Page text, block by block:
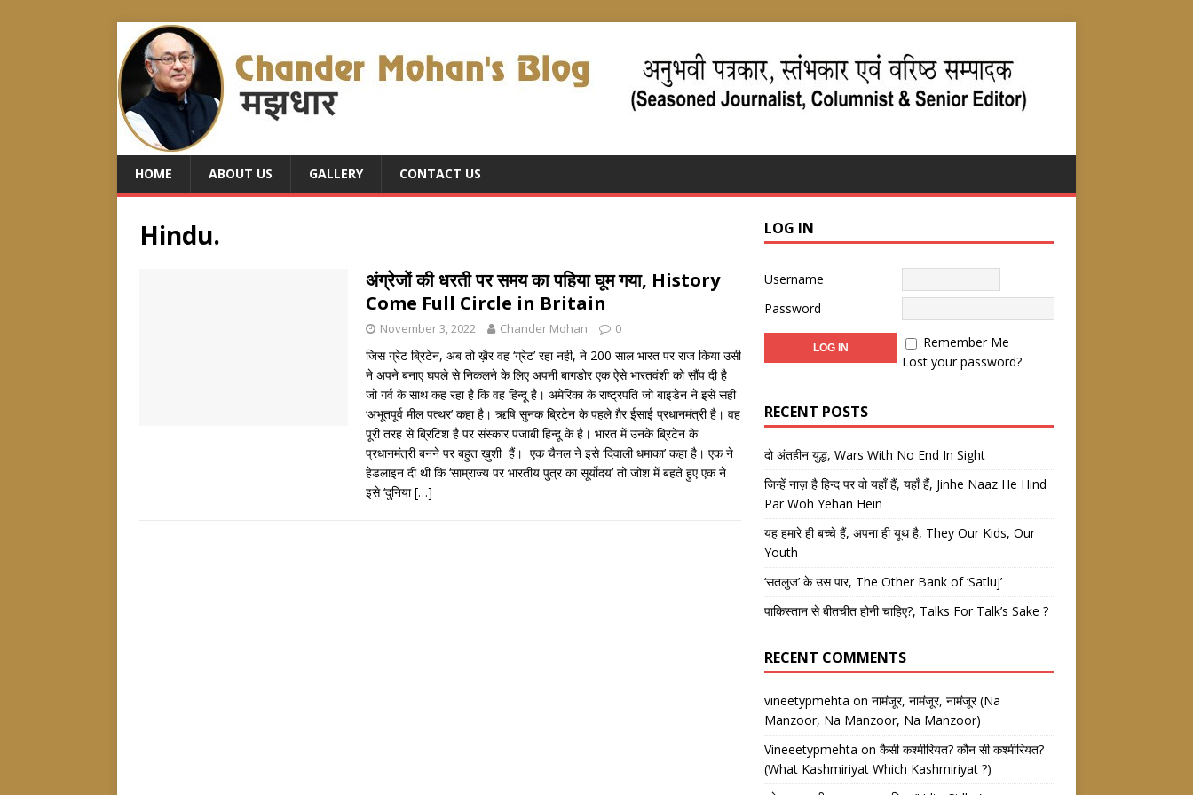
HOME ABOUT US GALLERY CONTACT US
Hindu.
अंग्रेजों की धरती पर समय का पहिया घूम गया, History
Come Full Circle in Britain
November 3, 2022 Chander Mohan 0
जिस ग्रेट ब्रिटेन, अब तो ख़ैर वह ‘ग्रेट’ रहा नही, ने 200 साल भारत पर राज किया उसी
ने अपने बनाए घपले से निकलने के लिए अपनी बागडोर एक ऐसे भारतवंशी को सौंप दी है
जो गर्व के साथ कह रहा है कि वह हिन्दू है। अमेरिका के राष्ट्रपति जो बाइडेन ने इसे सही
‘अभूतपूर्व मील पत्थर’ कहा है। ऋषि सुनक ब्रिटेन के पहले ग़ैर ईसाई प्रधानमंत्री है। वह
पूरी तरह से ब्रिटिश है पर संस्कार पंजाबी हिन्दू के है। भारत में उनके ब्रिटेन के
प्रधानमंत्री बनने पर बहुत ख़ुशी हैं। एक चैनल ने इसे ‘दिवाली धमाका’ कहा है। एक ने
हेडलाइन दी थी कि ‘साम्राज्य पर भारतीय पुत्र का सूर्योदय’ तो जोश में बहते हुए एक ने
इसे ‘दुनिया[…]
LOG IN
Username
Password
Remember Me
Lost your password?
RECENT POSTS
दो अंतहीन युद्ध, Wars With No End In Sight
जिन्हें नाज़ है हिन्द पर वो यहाँ हैं, यहाँ हैं, Jinhe Naaz He Hind
Par Woh Yehan Hein
यह हमारे ही बच्चे हैं, अपना ही यूथ है, They Our Kids, Our
Youth
‘सतलुज’ के उस पार, The Other Bank of ‘Satluj’
पाकिस्तान से बीतचीत होनी चाहिए?, Talks For Talk’s Sake ?
RECENT COMMENTS
vineetypmehta on नामंजूर, नामंजूर, नामंजूर (Na
Manzoor, Na Manzoor, Na Manzoor)
Vineeetypmehta on कैसी कश्मीरियत? कौन सी कश्मीरियत?
(What Kashmiriyat Which Kashmiriyat ?)